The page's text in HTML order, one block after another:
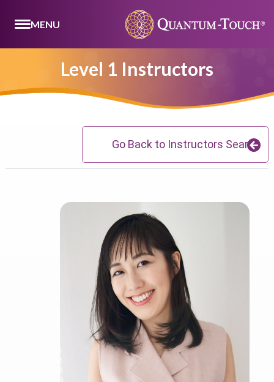
MENU
Level 1 Instructors
Go Back to Instructors Search